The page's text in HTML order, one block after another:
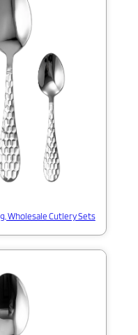
Wholesale Cutlery Sets